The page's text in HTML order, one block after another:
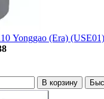
Yonggao (Era) (USE01)
В корзину